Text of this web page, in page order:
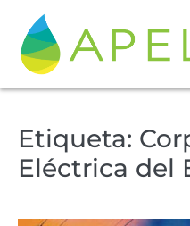
Etiqueta:
Eléctrica del